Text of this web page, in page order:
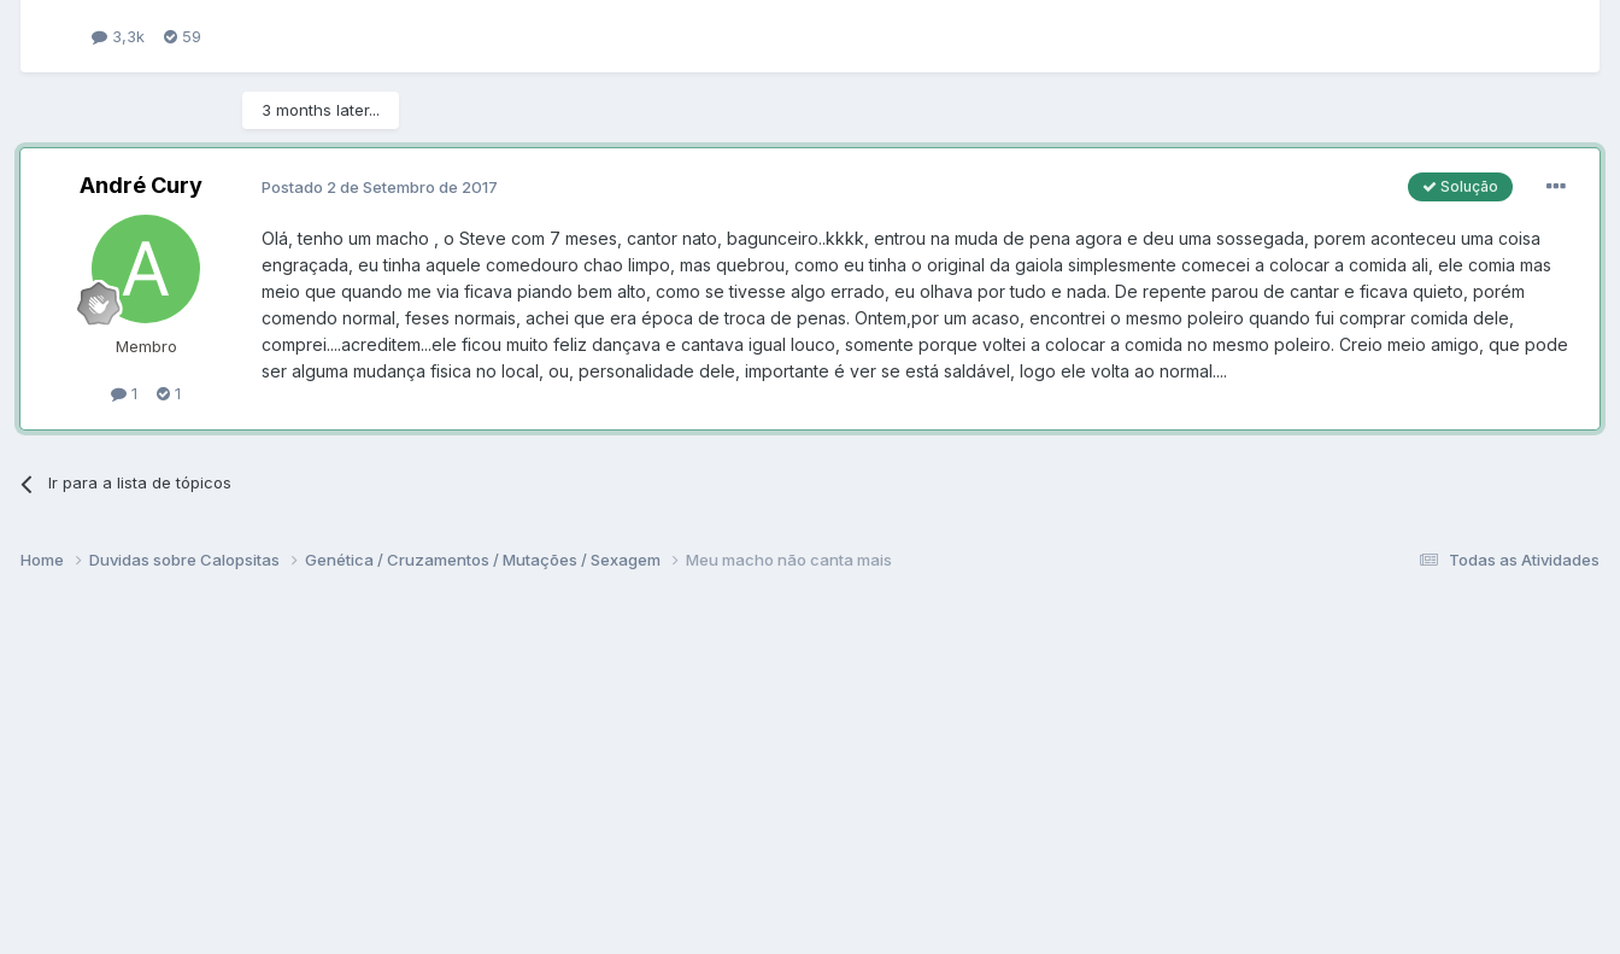
3,3k 59
3 months later...
André Cury
Membro
1 1
Solução
Postado 2 de Setembro de 2017
Olá, tenho um macho , o Steve com 7 meses, cantor nato, bagunceiro..kkkk, entrou na muda de pena agora e deu uma sossegada, porem aconteceu uma coisa
engraçada, eu tinha aquele comedouro chao limpo, mas quebrou, como eu tinha o original da gaiola simplesmente comecei a colocar a comida ali, ele comia mas
meio que quando me via ficava piando bem alto, como se tivesse algo errado, eu olhava por tudo e nada. De repente parou de cantar e ficava quieto, porém
comendo normal, feses normais, achei que era época de troca de penas. Ontem,por um acaso, encontrei o mesmo poleiro quando fui comprar comida dele,
comprei....acreditem...ele ficou muito feliz dançava e cantava igual louco, somente porque voltei a colocar a comida no mesmo poleiro. Creio meio amigo, que pode
ser alguma mudança fisica no local, ou, personalidade dele, importante é ver se está saldável, logo ele volta ao normal....
Ir para a lista de tópicos
Todas as Atividades
Home Duvidas sobre Calopsitas Genética / Cruzamentos / Mutações / Sexagem Meu macho não canta mais